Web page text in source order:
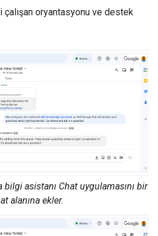
çalışan oryantasyonu ve destek
bilgi asistanı Chat uygulamasını bir
alanına ekler.